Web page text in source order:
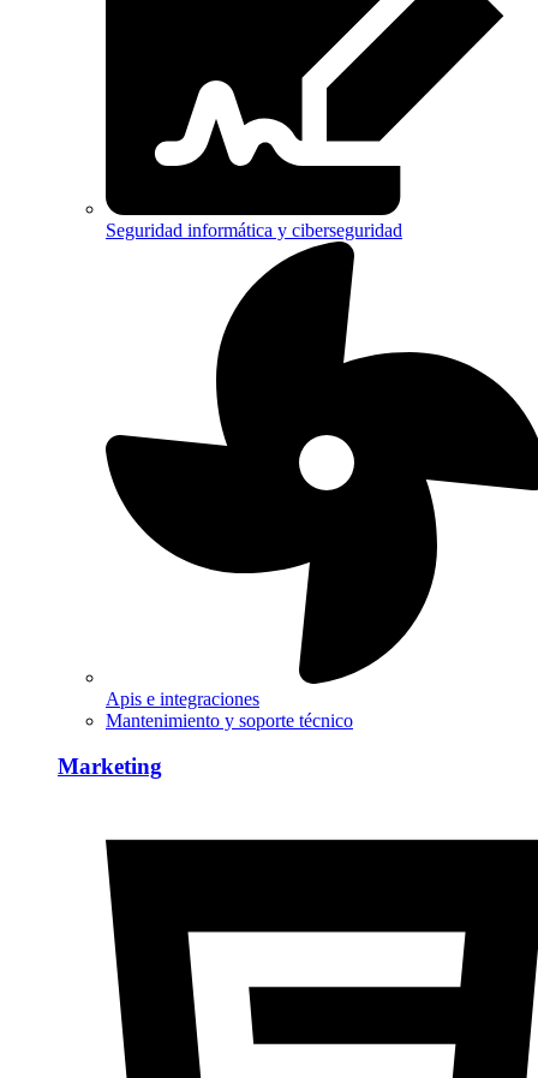
Seguridad informática y ciberseguridad
Apis e integraciones
Mantenimiento y soporte técnico
Marketing